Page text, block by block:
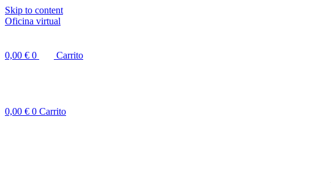
Skip to content
Oficina virtual
0,00 € 0 Carrito
0,00 € 0 Carrito